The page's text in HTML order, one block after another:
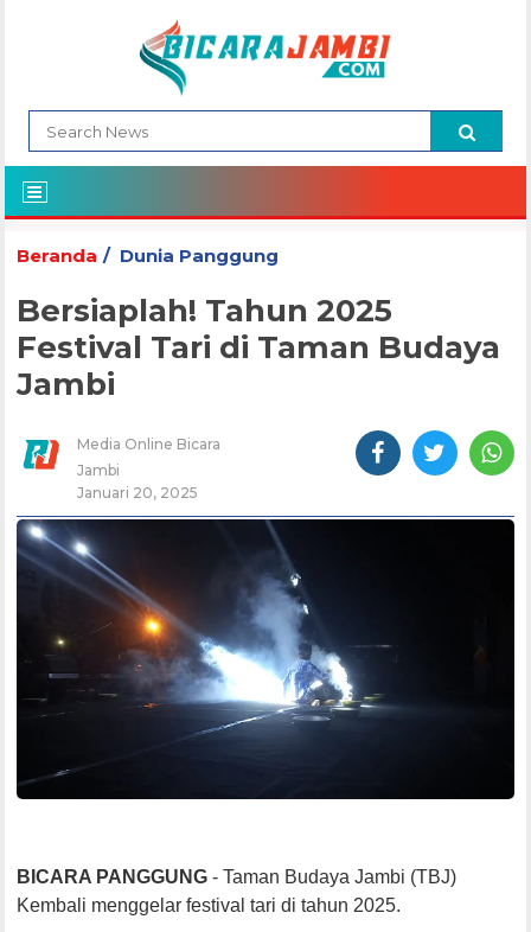
Beranda Dunia Panggung
Bersiaplah! Tahun 2025
Festival Tari di Taman Budaya
Jambi
Media Online Bicara
Jambi
Januari 20, 2025
BICARA PANGGUNG - Taman Budaya Jambi (TBJ)
Kembali menggelar festival tari di tahun 2025.